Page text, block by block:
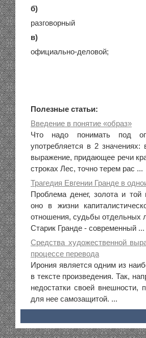
б)
разговорный
в)
официально-деловой;
Полезные статьи:
Введение в понятие «образ»
Что надо понимать под
употребляется в 2
выражение, придающее речи
строках Лес, точно терем рас ...
Трагедия Евгении Гранде в
Проблема денег, золота и
оно в жизни
отношения, судьбы отдельных
Старик Гранде - современный ...
Средства художественной
процессе перевода
Ирония является одним из
в тексте произведения. Так,
недостатки своей внешности,
для нее самозащитой. ...